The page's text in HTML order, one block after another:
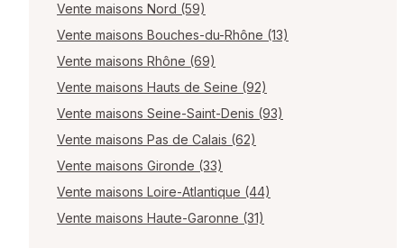
Vente maisons Nord (59)
Vente maisons Bouches-du-Rhône (13)
Vente maisons Rhône (69)
Vente maisons Hauts de Seine (92)
Vente maisons Seine-Saint-Denis (93)
Vente maisons Pas de Calais (62)
Vente maisons Gironde (33)
Vente maisons Loire-Atlantique (44)
Vente maisons Haute-Garonne (31)